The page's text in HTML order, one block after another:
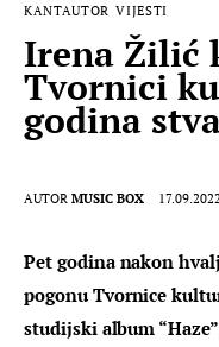
MUSIC BOX
KANTAUTOR VIJESTI
Irena Žilić
Tvornici
godina
AUTOR MUSIC BOX
Pet godina nakon
pogonu Tvornice
studijski album